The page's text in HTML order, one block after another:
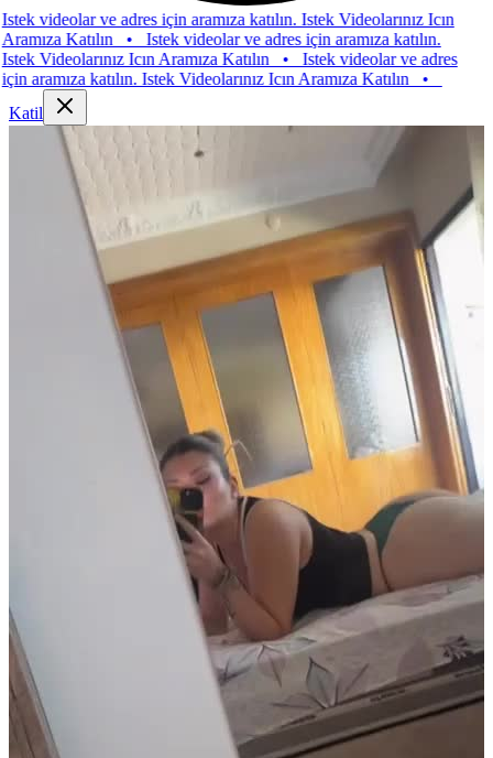
videolar ve adres için aramıza katılın. Istek Videolarınız Icın
Katılın• Istek videolar ve adres için aramıza katılın.
Videolarınız Icın Aramıza Katılın• Istek videolar ve adres
katılın. Istek Videolarınız Icın Aramıza Katılın•
Katil